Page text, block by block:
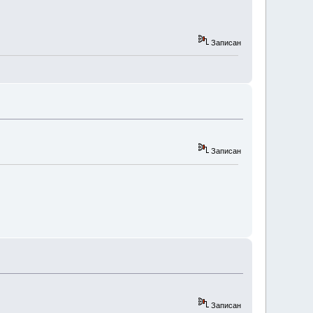
Записан
Записан
Записан